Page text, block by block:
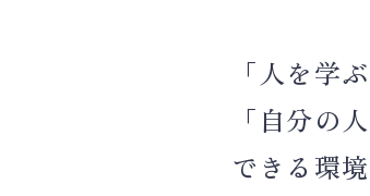
「人を学
「自分の
できる環境